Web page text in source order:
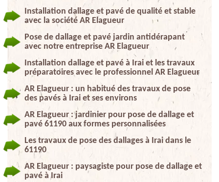
Installation dallage et pavé de qualité et stable
avec la société AR Elagueur
Pose de dallage et pavé jardin antidérapant
avec notre entreprise AR Elagueur
Installation dallage et pavé à Irai et les travaux
préparatoires avec le professionnel AR Elagueur
AR Elagueur : un habitué des travaux de pose
des pavés à Irai et ses environs
AR Elagueur : jardinier pour pose de dallage et
pavé 61190 aux formes personnalisées
Les travaux de pose des dallages à Irai dans le
61190
AR Elagueur : paysagiste pour pose de dallage et
pavé à Irai